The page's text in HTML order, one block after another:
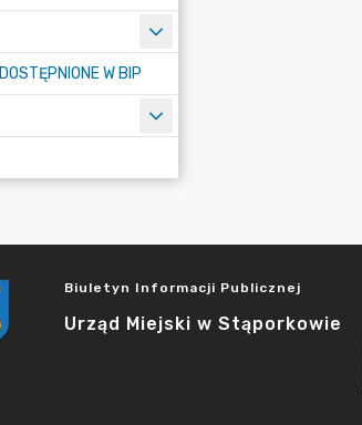
W BIP
Biuletyn Informacji Publicznej
Urząd Miejski w Stąporkowie